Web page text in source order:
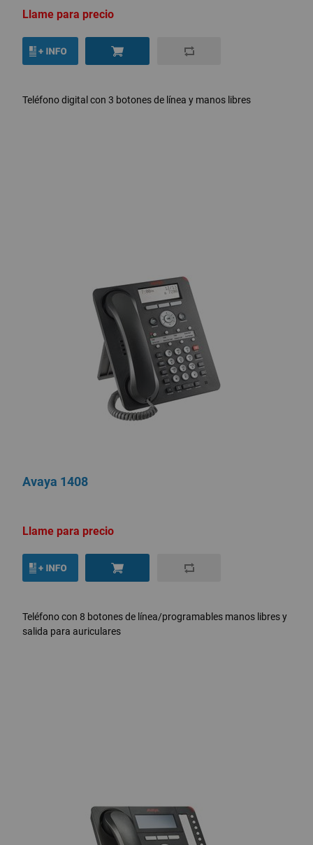
Llame para precio
Teléfono digital con 3 botones de línea y manos libres
Avaya 1408
Llame para precio
Teléfono con 8 botones de línea/programables manos libres y
salida para auriculares